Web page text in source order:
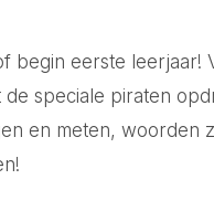
eerste leerjaar!
speciale piraten
en meten, woorden